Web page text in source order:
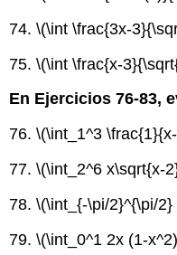
74.\(\int \frac{3x-
75.\(\int \frac{x-
En Ejercicios 76-83,
76.\(\int_1^3
77.\(\int_2^6 x\sqrt{x-
78.\(\int_{-\pi/2}^{\pi/
79.\(\int_0^1 2x (1-